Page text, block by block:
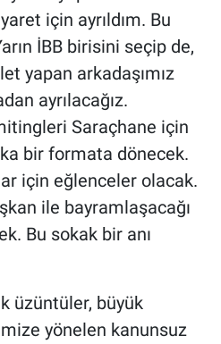
için ayrıldım. Bu
İBB birisini seçip de,
yapan arkadaşımız
ayrılacağız.
Saraçhane için
bir formata dönecek.
için eğlenceler olacak.
ile bayramlaşacağı
Bu sokak bir anı
üzüntüler, büyük
yönelen kanunsuz